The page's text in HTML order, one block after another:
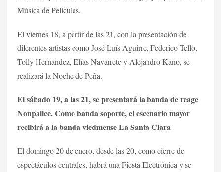
Música de Películas.
El viernes 18, a partir de las 21, con la presentación de
diferentes artistas como José Luís Aguirre, Federico Tello,
Tolly Hernandez, Elías Navarrete y Alejandro Kano, se
realizará la Noche de Peña.
El sábado 19, a las 21, se presentará la banda de reage
Nonpalice. Como banda soporte, el escenario mayor
recibirá a la banda viedmense La Santa Clara
El domingo 20 de enero, desde las 20, como cierre de
espectáculos centrales, habrá una Fiesta Electrónica y se